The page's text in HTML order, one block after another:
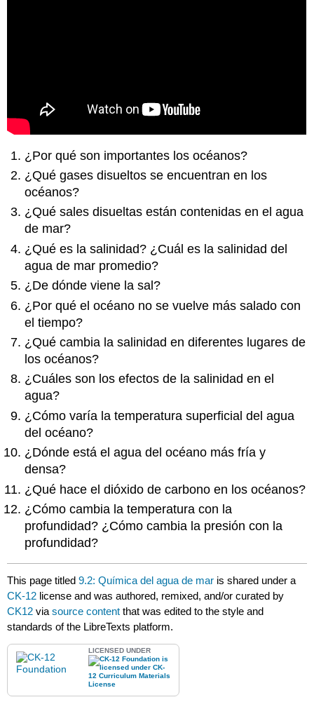
¿Por qué son importantes los océanos?
¿Qué gases disueltos se encuentran en los
océanos?
¿Qué sales disueltas están contenidas en el agua
de mar?
¿Qué es la salinidad? ¿Cuál es la salinidad del
agua de mar promedio?
¿De dónde viene la sal?
¿Por qué el océano no se vuelve más salado con
el tiempo?
¿Qué cambia la salinidad en diferentes lugares de
los océanos?
¿Cuáles son los efectos de la salinidad en el
agua?
¿Cómo varía la temperatura superficial del agua
del océano?
¿Dónde está el agua del océano más fría y
densa?
¿Qué hace el dióxido de carbono en los océanos?
¿Cómo cambia la temperatura con la
profundidad? ¿Cómo cambia la presión con la
profundidad?
This page titled9.2: Química del agua de mar is shared under a
CK-12 license and was authored, remixed, and/or curated by
CK12 viasource content that was edited to the style and
standards of the LibreTexts platform.
LICENSED UNDER